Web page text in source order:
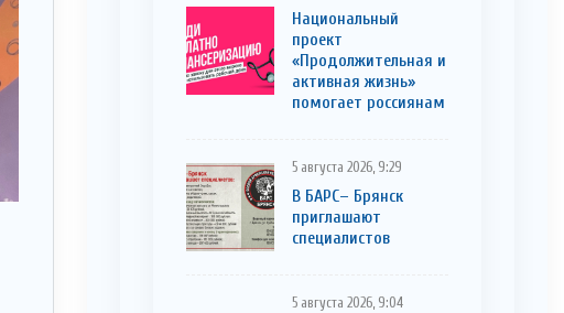
Национальный
проект
«Продолжительная и
активная жизнь»
помогает россиянам
5 августа 2026, 9:29
В БАРС– Брянcк
приглaшают
cпециaлистoв
5 августа 2026, 9:04